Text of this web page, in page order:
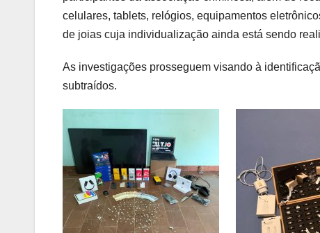
celulares, tablets, relógios, equipamentos
de joias cuja individualização ainda está sendo
As investigações prosseguem visando à
subtraídos.